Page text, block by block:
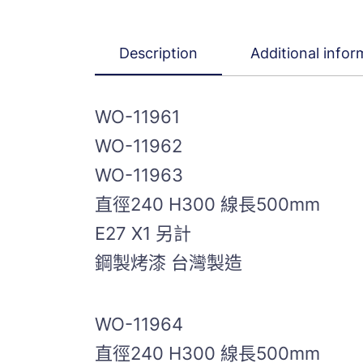
Description Additional
WO-11961
WO-11962
WO-11963
直徑240 H300 線長500mm
E27 X1 另計
鋼製烤漆 台灣製造
WO-11964
直徑240 H300 線長500mm